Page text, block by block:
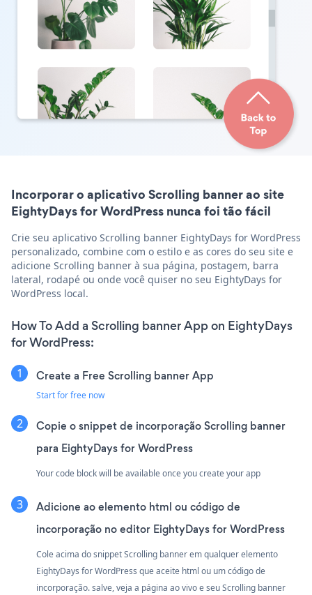
Incorporar o aplicativo Scrolling banner ao site
EightyDays for WordPress nunca foi tão fácil
Crie seu aplicativo Scrolling banner EightyDays for WordPress
personalizado, combine com o estilo e as cores do seu site e
adicione Scrolling banner à sua página, postagem, barra
lateral, rodapé ou onde você quiser no seu EightyDays for
WordPress local.
How To Add a Scrolling banner App on EightyDays
for WordPress:
Create a Free Scrolling banner App
Start for free now
Copie o snippet de incorporação Scrolling banner
para EightyDays for WordPress
Your code block will be available once you create your app
Adicione ao elemento html ou código de
incorporação no editor EightyDays for WordPress
Cole acima do snippet Scrolling banner em qualquer elemento
EightyDays for WordPress que aceite html ou um código de
incorporação. salve, veja a página ao vivo e seu Scrolling banner